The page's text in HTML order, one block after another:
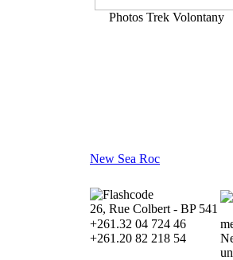
Photos Trek Volontany
New Sea Roc
26, Rue Colbert - BP 541
+261.32 04 724 46
+261.20 82 218 54